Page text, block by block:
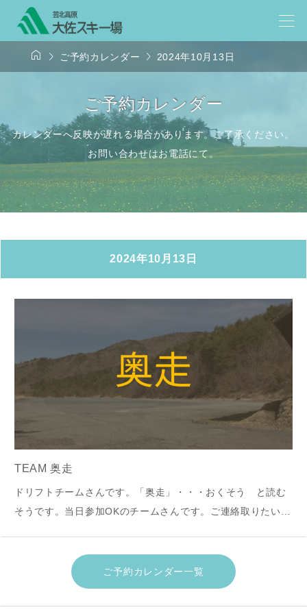
  ご予約カレンダー  2024年10月13日
ご予約カレンダー
カレンダーへ反映が遅れる場合があります。ご了承ください。
お問い合わせはお電話にて。
2024年10月13日
TEAM 奥走
ドリフトチームさんです。「奥走」・・・おくそう と読む
そうです。当日参加OKのチームさんです。ご連絡取りたい場
ご予約カレンダー一覧